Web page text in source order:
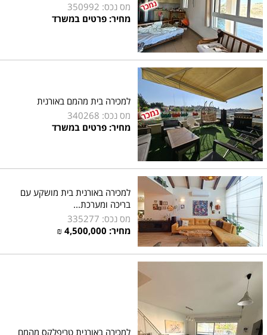
מס נכס: 350992
מחיר: פרטים במשרד
למכירה בית מהמם באורנית
מס נכס: 340268
מחיר: פרטים במשרד
למכירה באורנית בית מושקע עם
בריכה ומערכת...
מס נכס: 335277
מחיר: 4,500,000
₪
למכירה באורנית טריפלקס מהמם